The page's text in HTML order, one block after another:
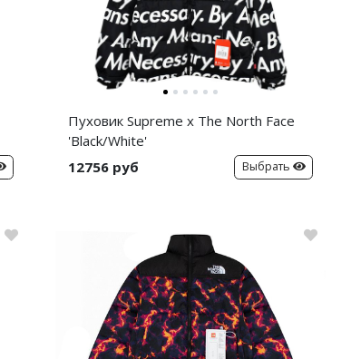
Пуховик Supreme x The North Face
'Black/White'
12756 руб
Выбрать